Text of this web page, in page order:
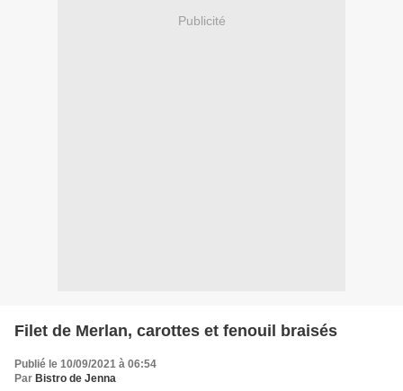
Publicité
Filet de Merlan, carottes et fenouil braisés
Publié le 10/09/2021 à 06:54
Par Bistro de Jenna